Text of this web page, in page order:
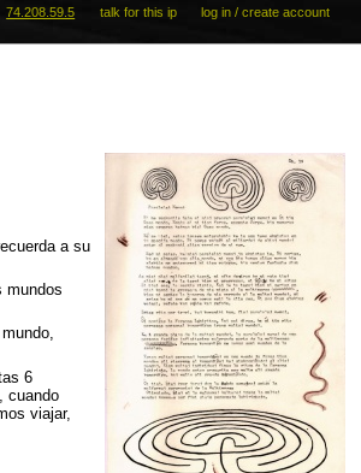
a su
mundos
6
cuando
viajar,
74.208.59.5 talk for this ip log in / create account